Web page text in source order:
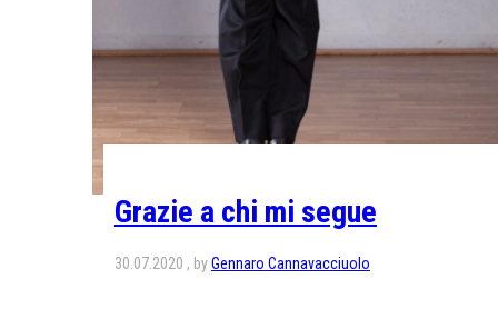
Grazie a chi mi segue
30.07.2020 byGennaro Cannavacciuolo